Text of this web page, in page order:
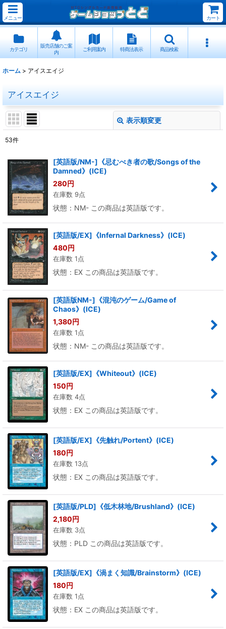
メニュー カート
カテゴリ
販売店舗のご案
内
ご利用案内 特商法表示 商品検索
ホーム > アイスエイジ
アイスエイジ
表示順変更
並び順:
絞り込む
53件
[英語版/NM-]《忌むべき者の歌/Songs of the
Damned》(ICE)
280円
在庫数 9点
状態：NM- この商品は英語版です。
[英語版/EX]《Infernal Darkness》(ICE)
480円
在庫数 1点
状態：EX この商品は英語版です。
[英語版NM-]《混沌のゲーム/Game of
Chaos》(ICE)
1,380円
在庫数 1点
状態：NM- この商品は英語版です。
[英語版/EX]《Whiteout》(ICE)
150円
在庫数 4点
状態：EX この商品は英語版です。
[英語版/EX]《先触れ/Portent》(ICE)
180円
在庫数 13点
状態：EX この商品は英語版です。
[英語版/PLD]《低木林地/Brushland》(ICE)
2,180円
在庫数 3点
状態：PLD この商品は英語版です。
[英語版/EX]《渦まく知識/Brainstorm》(ICE)
180円
在庫数 1点
状態：EX この商品は英語版です。